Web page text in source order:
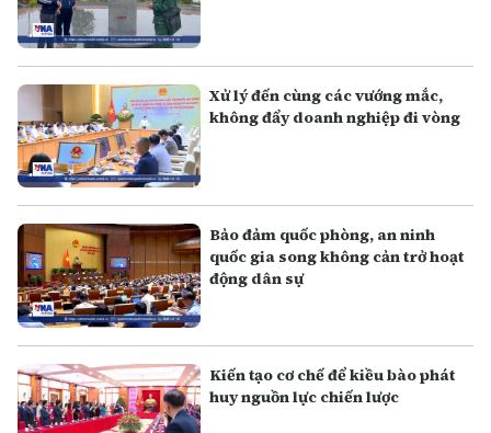
Xử lý đến cùng các vướng mắc,
không đẩy doanh nghiệp đi vòng
Bảo đảm quốc phòng, an ninh
quốc gia song không cản trở hoạt
động dân sự
Kiến tạo cơ chế để kiều bào phát
huy nguồn lực chiến lược